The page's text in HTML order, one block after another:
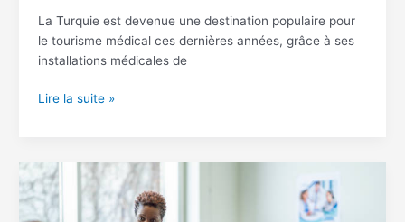
La Turquie est devenue une destination populaire pour
le tourisme médical ces dernières années, grâce à ses
installations médicales de
Lire la suite »
Top
10
des